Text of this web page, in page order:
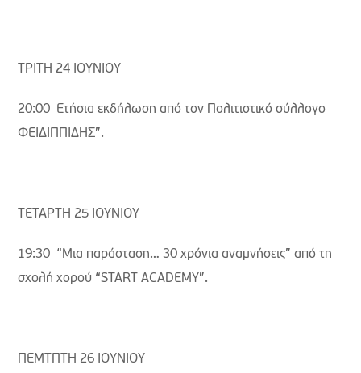
ΤΡΙΤΗ 24 ΙΟΥΝΙΟΥ
20:00 Ετήσια εκδήλωση από τον Πολιτιστικό σύλλογο
ΦΕΙΔΙΠΠΙΔΗΣ”.
ΤΕΤΑΡΤΗ 25 ΙΟΥΝΙΟΥ
19:30 “Μια παράσταση… 30 χρόνια αναμνήσεις” από τη
σχολή χορού “START ACADEMY”.
ΠΕΜΤΠΤΗ 26 ΙΟΥΝΙΟΥ